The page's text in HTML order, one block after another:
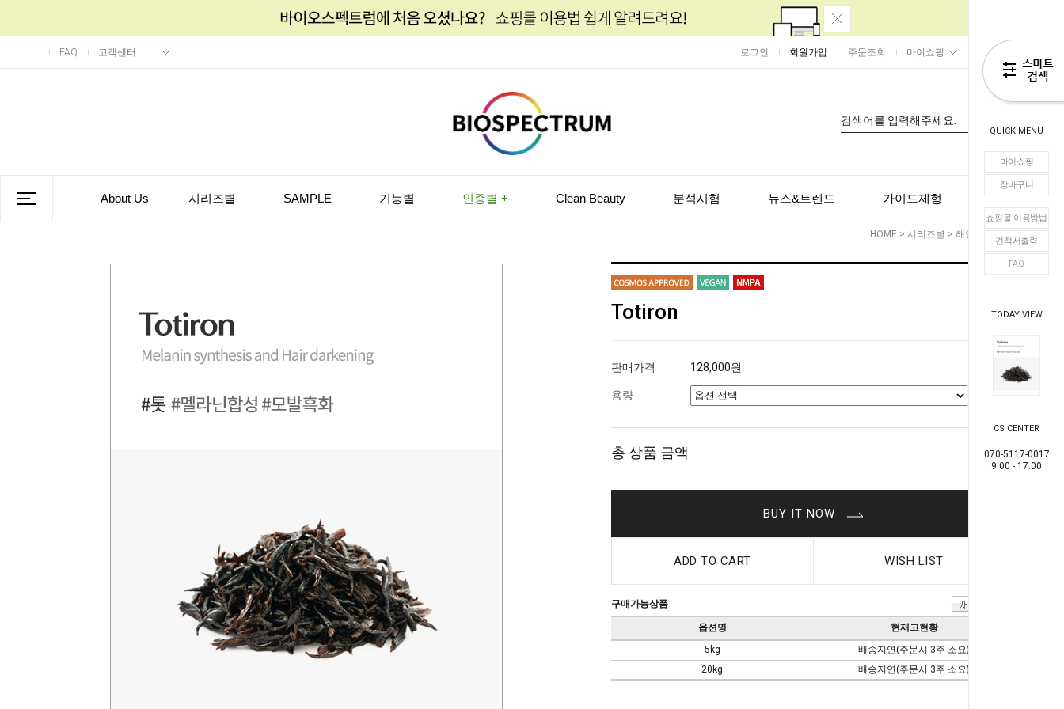
QUICK MENU
마이쇼핑
장바구니
쇼핑몰 이용방법
견적서출력
FAQ
TODAY VIEW
CS CENTER
070-5117-0017
9:00 - 17:00
FAQ 고객센터 로그인 회원가입 주문조회 마이쇼핑 장바구니
About Us 시리즈별 SAMPLE 기능별 인증별 + Clean Beauty 분석시험 뉴스&트렌드 가이드제형
HOME > 시리즈별 > 해양
Totiron
판매가격 128,000원
용량
총 상품 금액 0원
BUY IT NOW
ADD TO CART WISH LIST
구매가능상품
옵션명
현재고현황
5kg
배송지연(주문시 3주 소요)
20kg
배송지연(주문시 3주 소요)